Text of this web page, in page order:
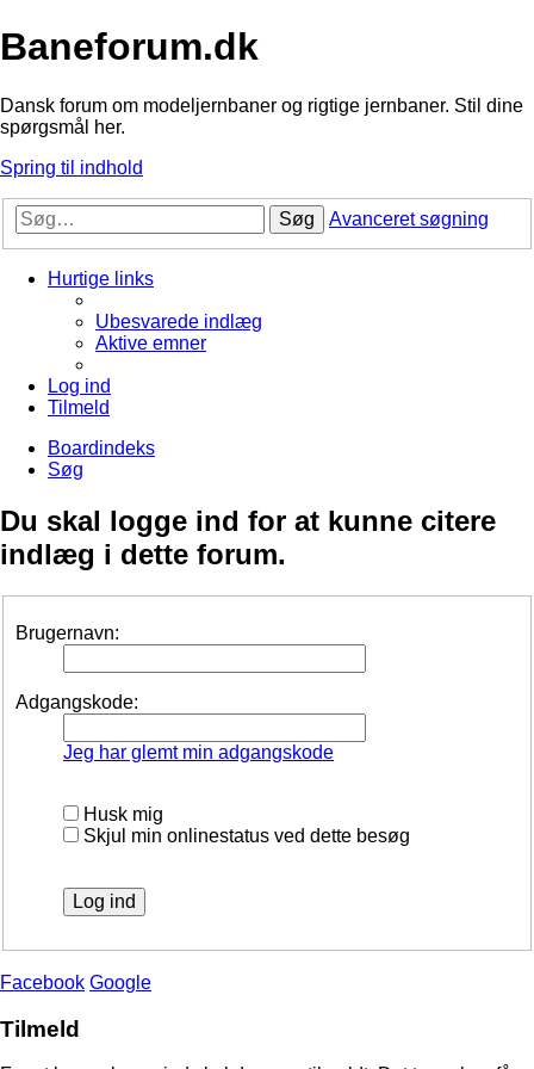
Baneforum.dk
Dansk forum om modeljernbaner og rigtige jernbaner. Stil dine
spørgsmål her.
Spring til indhold
Søg Avanceret søgning
Hurtige links
Ubesvarede indlæg
Aktive emner
Log ind
Tilmeld
Boardindeks
Søg
Du skal logge ind for at kunne citere
indlæg i dette forum.
Brugernavn:
Adgangskode:
Jeg har glemt min adgangskode
Husk mig
Skjul min onlinestatus ved dette besøg
Facebook Google
Tilmeld